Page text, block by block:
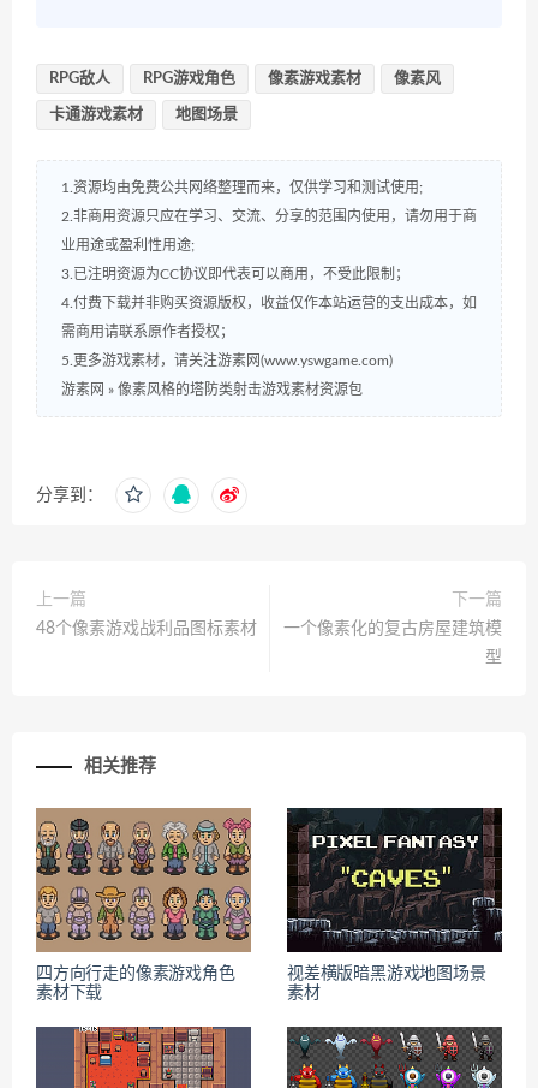
RPG敌人 RPG游戏角色 像素游戏素材 像素风
卡通游戏素材 地图场景
1.资源均由免费公共网络整理而来，仅供学习和测试使用;
2.非商用资源只应在学习、交流、分享的范围内使用，请勿用于商
业用途或盈利性用途;
3.已注明资源为CC协议即代表可以商用，不受此限制；
4.付费下载并非购买资源版权，收益仅作本站运营的支出成本，如
需商用请联系原作者授权；
5.更多游戏素材，请关注游素网(www.yswgame.com)
游素网 » 像素风格的塔防类射击游戏素材资源包
分享到：
上一篇
48个像素游戏战利品图标素材
下一篇
一个像素化的复古房屋建筑模
型
相关推荐
四方向行走的像素游戏角色
素材下载
视差横版暗黑游戏地图场景
素材